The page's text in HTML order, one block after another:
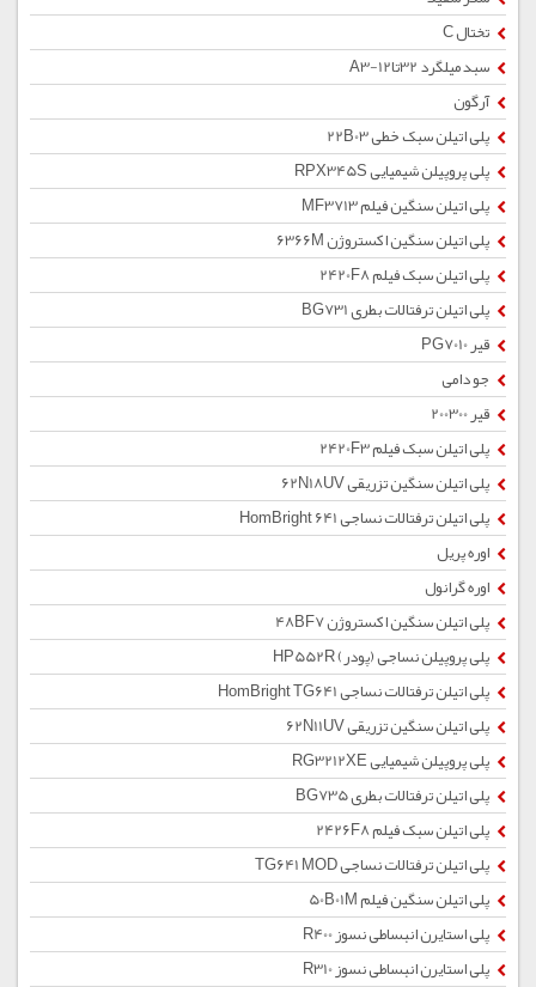
تختال C
سبد میلگرد 32تا12-A3
آرگون
پلی اتیلن سبک خطی 22B03
پلی پروپیلن شیمیایی RPX345S
پلی اتیلن سنگین فیلم MF3713
پلی اتیلن سنگین اکستروژن 6366M
پلی اتیلن سبک فیلم 2420F8
پلی اتیلن ترفتالات بطری BG731
قیر PG7010
جو دامی
قیر 200300
پلی اتیلن سبک فیلم 2420F3
پلی اتیلن سنگین تزریقی 62N18UV
پلی اتیلن ترفتالات نساجی HomBright 641
اوره پریل
اوره گرانول
پلی اتیلن سنگین اکستروژن 48BF7
پلی پروپیلن نساجی (پودر) HP552R
پلی اتیلن ترفتالات نساجی HomBright TG641
پلی اتیلن سنگین تزریقی 62N11UV
پلی پروپیلن شیمیایی RG3212XE
پلی اتیلن ترفتالات بطری BG735
پلی اتیلن سبک فیلم 2426F8
پلی اتیلن ترفتالات نساجی TG641 MOD
پلی اتیلن سنگین فیلم 50B01M
پلی استایرن انبساطی نسوز R400
پلی استایرن انبساطی نسوز R310